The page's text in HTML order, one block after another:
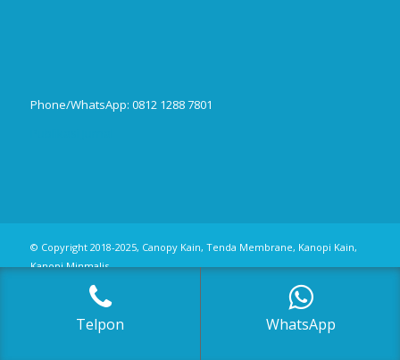
Phone/WhatsApp: 0812 1288 7801
© Copyright 2018-2025, Canopy Kain, Tenda Membrane, Kanopi Kain,
Kanopi Minmalis
Telpon WhatsApp